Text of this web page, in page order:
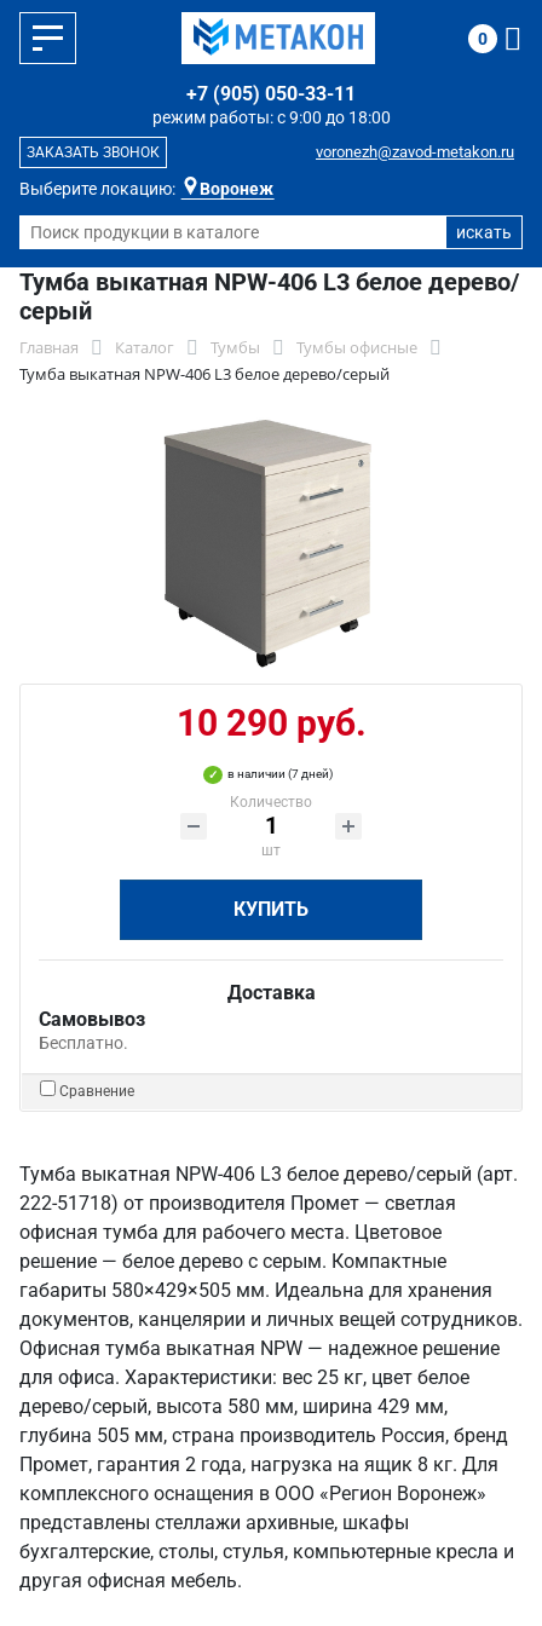
Выберите локацию: Воронеж
режим работы: с 9:00 до 18:00
+7 (905) 050-33-11
voronezh@zavod-metakon.ru
ЗАКАЗАТЬ ЗВОНОК
0
Тумба выкатная NPW-406 L3 белое дерево/
серый
Главная Каталог Тумбы
Тумбы офисные
Тумба выкатная NPW-406 L3 белое дерево/серый
10 290 руб.
в наличии (7 дней)
Количество
шт
КУПИТЬ
Доставка
Самовывоз
Бесплатно.
Сравнение
Тумба выкатная NPW-406 L3 белое дерево/серый (арт.
222-51718) от производителя Промет — светлая
офисная тумба для рабочего места. Цветовое
решение — белое дерево с серым. Компактные
габариты 580×429×505 мм. Идеальна для хранения
документов, канцелярии и личных вещей сотрудников.
Офисная тумба выкатная NPW — надежное решение
для офиса. Характеристики: вес 25 кг, цвет белое
дерево/серый, высота 580 мм, ширина 429 мм,
глубина 505 мм, страна производитель Россия, бренд
Промет, гарантия 2 года, нагрузка на ящик 8 кг. Для
комплексного оснащения в ООО «Регион Воронеж»
представлены стеллажи архивные, шкафы
бухгалтерские, столы, стулья, компьютерные кресла и
другая офисная мебель.